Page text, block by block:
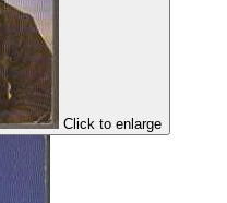
Click to enlarge